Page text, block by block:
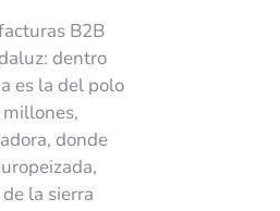
B2B
dentro
es la del polo
donde
la sierra